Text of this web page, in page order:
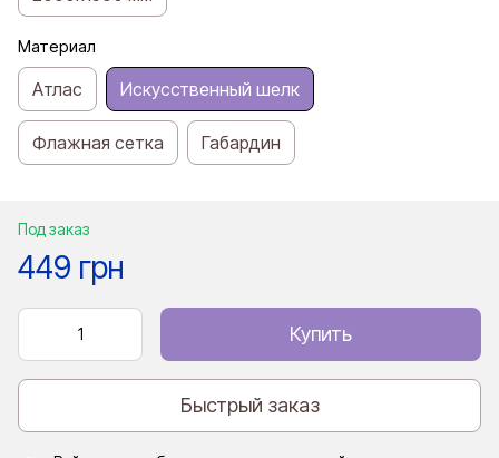
Материал
Атлас Искусственный шелк
Флажная сетка Габардин
Под заказ
449 грн
Купить
Быстрый заказ